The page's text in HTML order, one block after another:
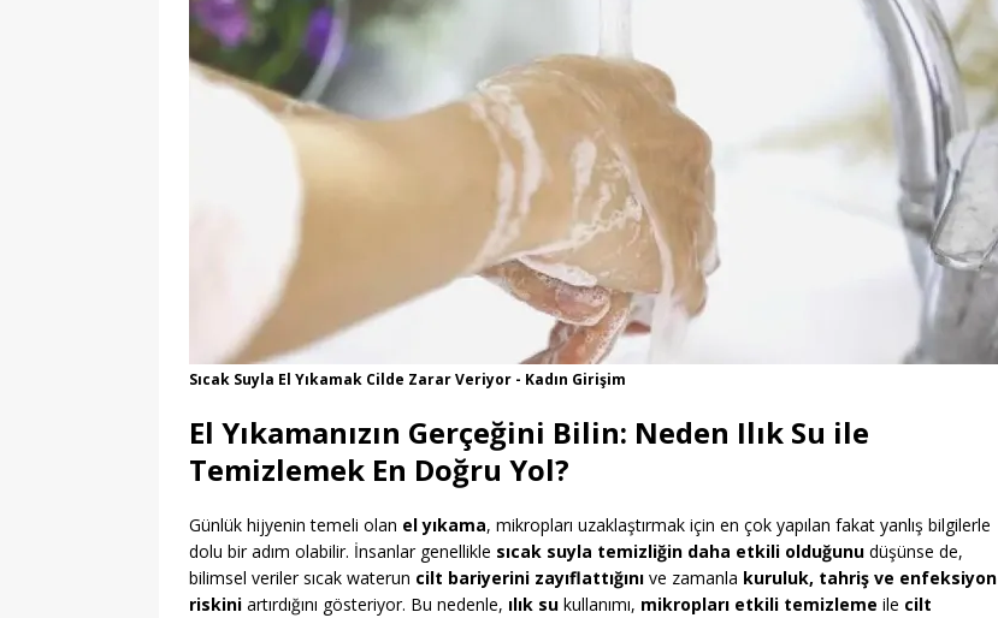
Sıcak Suyla El Yıkamak Cilde Zarar Veriyor - Kadın Girişim
El Yıkamanızın Gerçeğini Bilin: Neden Ilık Su ile
Temizlemek En Doğru Yol?
Günlük hijyenin temeli olan el yıkama, mikropları uzaklaştırmak için en çok yapılan fakat yanlış bilgilerle
dolu bir adım olabilir. İnsanlar genellikle sıcak suyla temizliğin daha etkili olduğunu düşünse de,
bilimsel veriler sıcak waterun cilt bariyerini zayıflattığını ve zamanla kuruluk, tahriş ve enfeksiyon
riskini artırdığını gösteriyor. Bu nedenle, ılık su kullanımı, mikropları etkili temizleme ile cilt